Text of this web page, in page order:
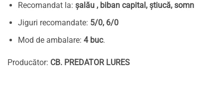
Recomandat la: șalău , biban capital, știucă, somn
Jiguri recomandate: 5/0, 6/0
Mod de ambalare: 4 buc.
Producător: CB. PREDATOR LURES